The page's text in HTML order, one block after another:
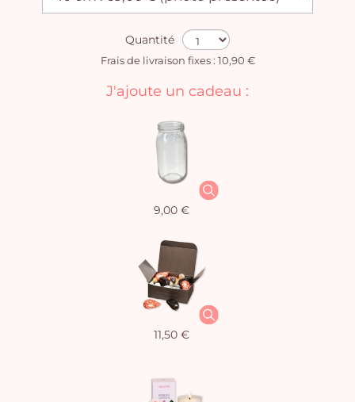
Quantité
Frais de livraison fixes : 10,90 €
J'ajoute un cadeau :
9,00 €
11,50 €